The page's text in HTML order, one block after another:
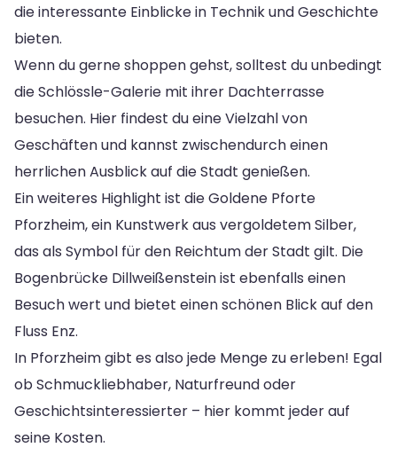
die interessante Einblicke in Technik und Geschichte
bieten.
Wenn du gerne shoppen gehst, solltest du unbedingt
die Schlössle-Galerie mit ihrer Dachterrasse
besuchen. Hier findest du eine Vielzahl von
Geschäften und kannst zwischendurch einen
herrlichen Ausblick auf die Stadt genießen.
Ein weiteres Highlight ist die Goldene Pforte
Pforzheim, ein Kunstwerk aus vergoldetem Silber,
das als Symbol für den Reichtum der Stadt gilt. Die
Bogenbrücke Dillweißenstein ist ebenfalls einen
Besuch wert und bietet einen schönen Blick auf den
Fluss Enz.
In Pforzheim gibt es also jede Menge zu erleben! Egal
ob Schmuckliebhaber, Naturfreund oder
Geschichtsinteressierter – hier kommt jeder auf
seine Kosten.